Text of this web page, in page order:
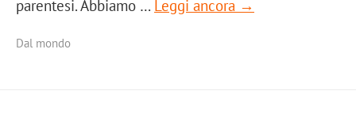
parentesi. Abbiamo … Leggi ancora →
Dal mondo